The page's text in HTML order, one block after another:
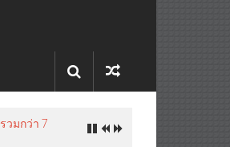
วมกว่า 7